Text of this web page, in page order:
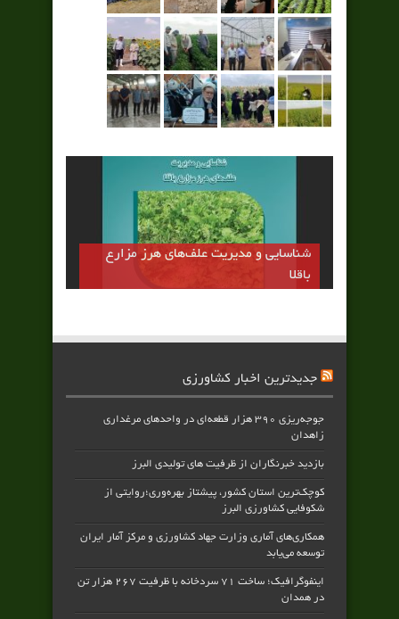
شناسایی و مدیریت علف‌های هرز مزارع
باقلا
جدیدترین اخبار کشاورزی
جوجه‌ریزی ۳۹۰ هزار قطعه‌ای در واحدهای مرغداری
زاهدان
بازدید خبرنگاران از ظرفیت های تولیدی البرز
کوچک‌ترین استان کشور، پیشتاز بهره‌وری؛روایتی از
شکوفایی کشاورزی البرز
همکاری‌های آماری وزارت جهاد کشاورزی و مرکز آمار ایران
توسعه می‌یابد
اینفوگرافیک؛ ساخت ۷۱ سردخانه با ظرفیت ۲۶۷ هزار تن
در همدان